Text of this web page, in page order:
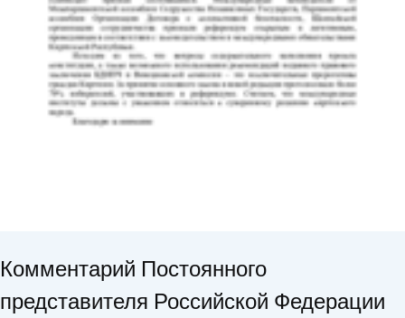
Комментарий Постоянного
представителя Российской Федерации